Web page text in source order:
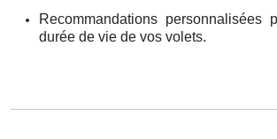
Recommandations personnalisées
durée de vie de vos volets.